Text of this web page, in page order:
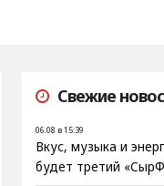
Свежие
06.08 в 15:39
Вкус, музыка и
будет третий